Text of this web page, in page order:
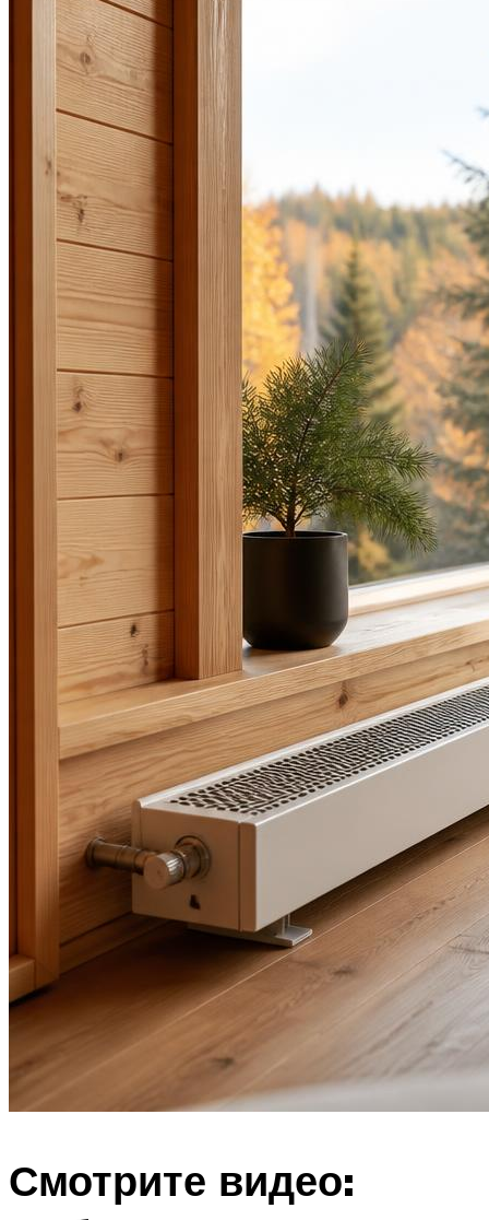
Смотрите видео: